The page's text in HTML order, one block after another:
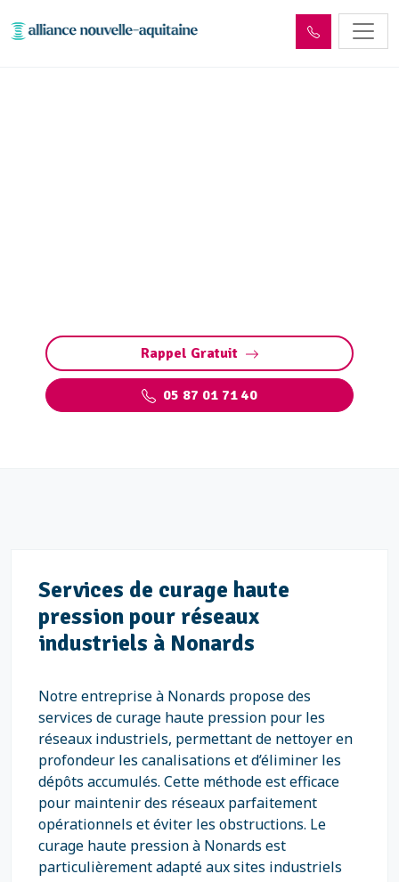
Rappel Gratuit
05 87 01 71 40
Services de curage haute
pression pour réseaux
industriels à Nonards
Notre entreprise à Nonards propose des
services de curage haute pression pour les
réseaux industriels, permettant de nettoyer en
profondeur les canalisations et d’éliminer les
dépôts accumulés. Cette méthode est efficace
pour maintenir des réseaux parfaitement
opérationnels et éviter les obstructions. Le
curage haute pression à Nonards est
particulièrement adapté aux sites industriels